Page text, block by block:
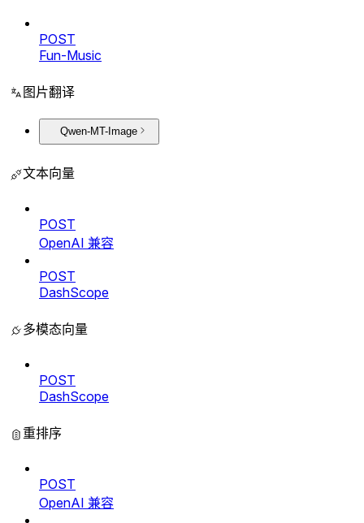
POST
Fun-Music
图片翻译
Qwen-MT-Image
文本向量
POST
OpenAI 兼容
POST
DashScope
多模态向量
POST
DashScope
重排序
POST
OpenAI 兼容